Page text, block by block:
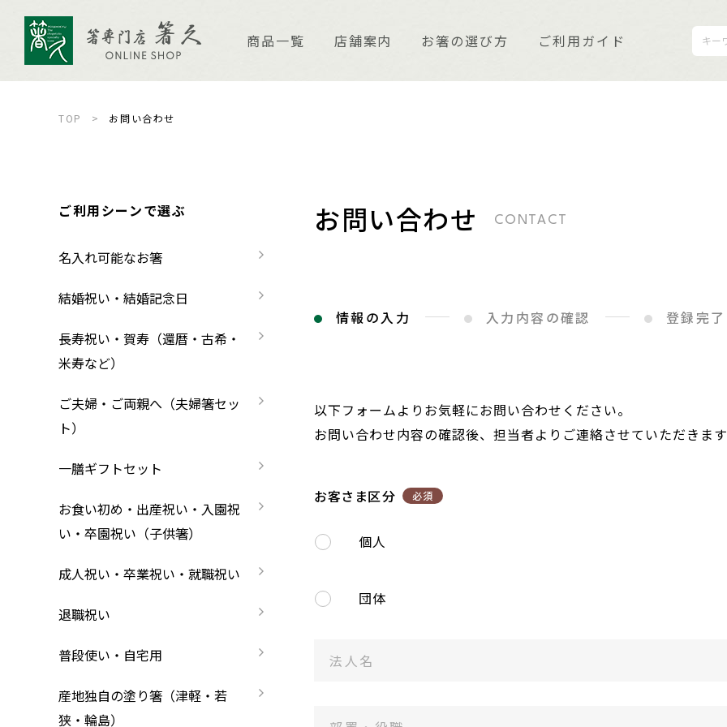
商品一覧 店舗案内 お箸の選び方 ご利用ガイド
箸久について
品質保証とメンテナンス
商品一覧
名入れ可能なお箸
結婚祝い・結婚記念日
ご夫婦・ご両親へ（夫婦箸）
お食い初め・出産祝い・入園祝い・卒園祝い（子供箸）
成人祝い・卒業祝い・就職祝い
退職祝い
イベント・記念品・ノベルティオリジナルデザイン箸（小ロット
より承ります）
商品ピックアップ＆トピックス
お箸の魅力
名入れ箸のご紹介
特定商取引法に基づく表示
TOP お問い合わせ
ご利用シーンで選ぶ
名入れ可能なお箸
結婚祝い・結婚記念日
長寿祝い・賀寿（還暦・古希・
米寿など）
ご夫婦・ご両親へ（夫婦箸セッ
ト）
一膳ギフトセット
お食い初め・出産祝い・入園祝
い・卒園祝い（子供箸）
成人祝い・卒業祝い・就職祝い
退職祝い
普段使い・自宅用
産地独自の塗り箸（津軽・若
狭・輪島）
お問い合わせ CONTACT
情報の入力 入力内容の確認 登録完了
以下フォームよりお気軽にお問い合わせください。
お問い合わせ内容の確認後、担当者よりご連絡させていただきま
お客さま区分 必須
個人
団体